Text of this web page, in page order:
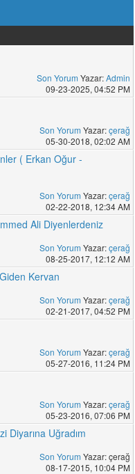
Son Yorum Yazar:Admin
09-23-2025, 04:52 PM
Son Yorum Yazar:çerağ
05-30-2018, 02:02 AM
( Erkan Oğur -
Son Yorum Yazar:çerağ
02-22-2018, 12:34 AM
Ali Diyenlerdeniz
Son Yorum Yazar:çerağ
08-25-2017, 12:12 AM
Kervan
Son Yorum Yazar:çerağ
02-21-2017, 04:52 PM
Son Yorum Yazar:çerağ
05-27-2016, 11:24 PM
Son Yorum Yazar:çerağ
05-23-2016, 07:06 PM
Diyarına Uğradım
Son Yorum Yazar: çerağ
08-17-2015, 10:04 PM